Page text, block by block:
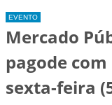
EVENTO
Mercado
pagode
sexta-feira